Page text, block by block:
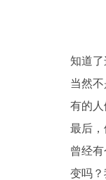
知道了
当然
有的人
最后，
曾经有
变吗？